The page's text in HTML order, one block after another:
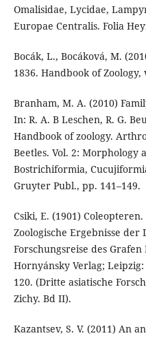
Omalisidae, Lycidae,
Europae Centralis. Folia
Bocák, L., Bocáková, M.
1836. Handbook of Zoology,
Branham, M. A. (2010)
In: R. A. B Leschen, R. G.
Handbook of zoology.
Beetles. Vol. 2: Morphology
Bostrichiformia,
Gruyter Publ., pp. 141–149.
Csiki, E. (1901)
Zoologische Ergebnisse der
Forschungsreise des
Hornyánsky Verlag;
120. (Dritte asiatische
Zichy. Bd II).
Kazantsev, S. V. (2011) An